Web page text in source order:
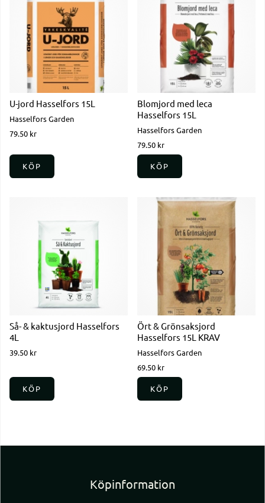
U-jord Hasselfors 15L
Hasselfors Garden
79.50 kr
KÖP
Blomjord med leca
Hasselfors 15L
Hasselfors Garden
79.50 kr
KÖP
Så- & kaktusjord Hasselfors
4L
39.50 kr
KÖP
Ört & Grönsaksjord
Hasselfors 15L KRAV
Hasselfors Garden
69.50 kr
KÖP
Köpinformation